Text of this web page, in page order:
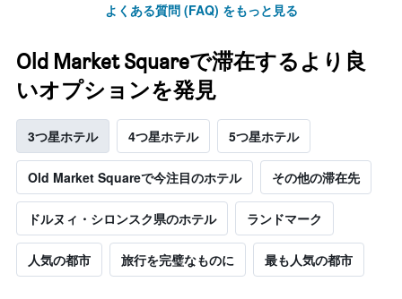
よくある質問 (FAQ) をもっと見る
Old Market Squareで滞在するより良
いオプションを発見
3つ星ホテル 4つ星ホテル 5つ星ホテル
Old Market Squareで今注目のホテル その他の滞在先
ドルヌィ・シロンスク県のホテル ランドマーク
人気の都市 旅行を完璧なものに 最も人気の都市